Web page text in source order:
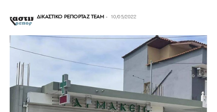
ΔΙΚΑΣΤΙΚΟ ΡΕΠΟΡΤΑΖ TEAM - 10/05/2022